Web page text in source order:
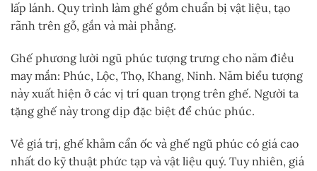
lấp lánh. Quy trình làm ghế gồm chuẩn bị vật liệu, tạo
rãnh trên gỗ, gắn và mài phẳng.
Ghế phương lười ngũ phúc tượng trưng cho năm điều
may mắn: Phúc, Lộc, Thọ, Khang, Ninh. Năm biểu tượng
này xuất hiện ở các vị trí quan trọng trên ghế. Người ta
tặng ghế này trong dịp đặc biệt để chúc phúc.
Về giá trị, ghế khảm cẩn ốc và ghế ngũ phúc có giá cao
nhất do kỹ thuật phức tạp và vật liệu quý. Tuy nhiên, giá